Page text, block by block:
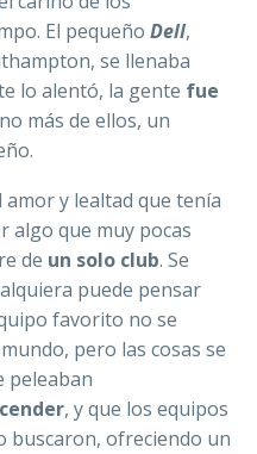
El pequeño Dell,
se llenaba
lo alentó, la gente fue
más de ellos, un
amor y lealtad que tenía
algo que muy pocas
de un solo club. Se
puede pensar
favorito no se
pero las cosas se
peleaban
, y que los equipos
buscaron, ofreciendo un